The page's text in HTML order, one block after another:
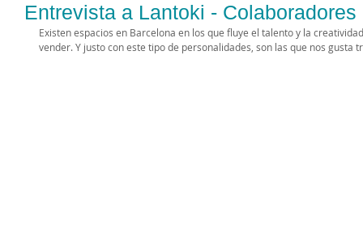
Entrevista a Lantoki -
Existen espacios en Barcelona en los que fluye el talento y la
vender. Y justo con este tipo de personalidades, son las que nos gusta